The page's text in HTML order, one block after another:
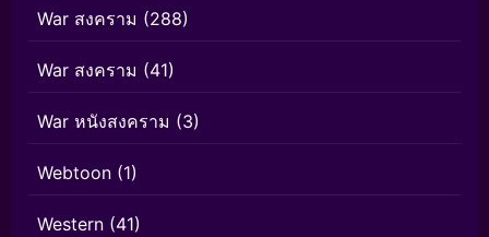
War สงคราม (288)
War สงคราม (41)
War หนังสงคราม (3)
Webtoon (1)
Western (41)